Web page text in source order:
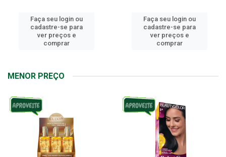
Faça seu login ou
cadastre-se para
ver preços e
comprar
Faça seu login ou
cadastre-se para
ver preços e
comprar
MENOR PREÇO